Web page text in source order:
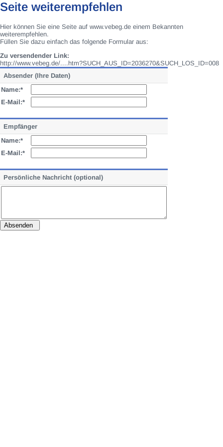
Seite weiterempfehlen
Hier können Sie eine Seite auf www.vebeg.de einem Bekannten
weiterempfehlen.
Füllen Sie dazu einfach das folgende Formular aus:
Zu versendender Link:
http://www.vebeg.de/....htm?SUCH_AUS_ID=2036270&SUCH_LOS_ID=008
Absender (Ihre Daten)
Name:*
E-Mail:*
Empfänger
Name:*
E-Mail:*
Persönliche Nachricht (optional)